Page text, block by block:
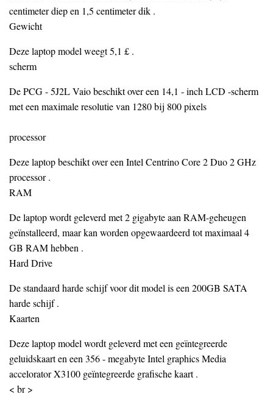
centimeter diep en 1,5 centimeter dik .
Gewicht
Deze laptop model weegt 5,1 £ .
scherm
De PCG - 5J2L Vaio beschikt over een 14,1 - inch LCD -scherm
met een maximale resolutie van 1280 bij 800 pixels
processor
Deze laptop beschikt over een Intel Centrino Core 2 Duo 2 GHz
processor .
RAM
De laptop wordt geleverd met 2 gigabyte aan RAM-geheugen
geïnstalleerd, maar kan worden opgewaardeerd tot maximaal 4
GB RAM hebben .
Hard Drive
De standaard harde schijf voor dit model is een 200GB SATA
harde schijf .
Kaarten
Deze laptop model wordt geleverd met een geïntegreerde
geluidskaart en een 356 - megabyte Intel graphics Media
accelorator X3100 geïntegreerde grafische kaart .
< br >